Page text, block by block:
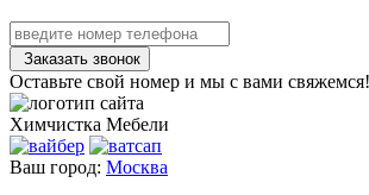
Заказать звонок
Оставьте свой номер и мы с вами свяжемся!
Химчистка Мебели
Ваш город: Москва